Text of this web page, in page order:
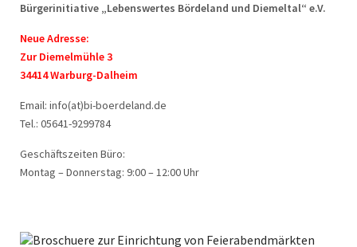
Bürgerinitiative „Lebenswertes Bördeland und Diemeltal“ e.V.
Neue Adresse:
Zur Diemelmühle 3
34414 Warburg-Dalheim
Email: info(at)bi-boerdeland.de
Tel.: 05641-9299784
Geschäftszeiten Büro:
Montag – Donnerstag: 9:00 – 12:00 Uhr